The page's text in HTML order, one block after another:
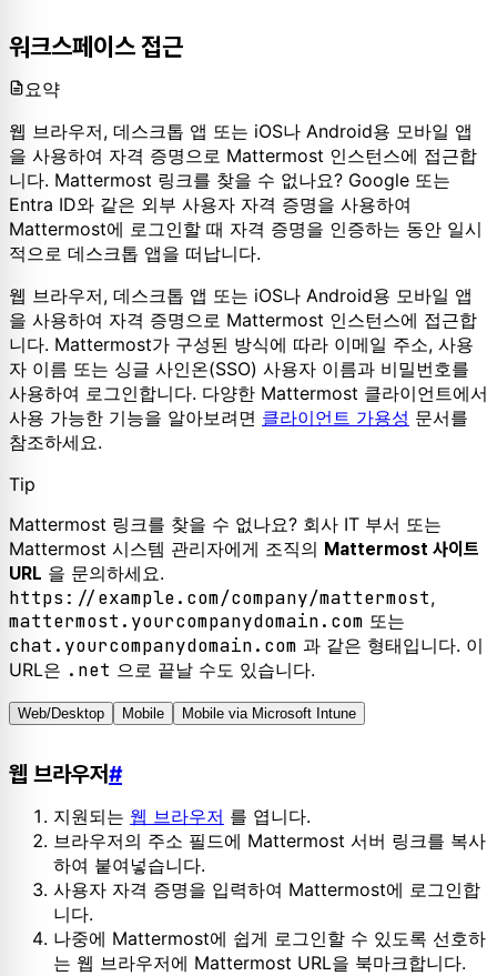
워크스페이스 접근
요약
웹 브라우저, 데스크톱 앱 또는 iOS나 Android용 모바일 앱
을 사용하여 자격 증명으로 Mattermost 인스턴스에 접근합
니다. Mattermost 링크를 찾을 수 없나요? Google 또는
Entra ID와 같은 외부 사용자 자격 증명을 사용하여
Mattermost에 로그인할 때 자격 증명을 인증하는 동안 일시
적으로 데스크톱 앱을 떠납니다.
웹 브라우저, 데스크톱 앱 또는 iOS나 Android용 모바일 앱
을 사용하여 자격 증명으로 Mattermost 인스턴스에 접근합
니다. Mattermost가 구성된 방식에 따라 이메일 주소, 사용
자 이름 또는 싱글 사인온(SSO) 사용자 이름과 비밀번호를
사용하여 로그인합니다. 다양한 Mattermost 클라이언트에서
사용 가능한 기능을 알아보려면 클라이언트 가용성 문서를
참조하세요.
Tip
Mattermost 링크를 찾을 수 없나요? 회사 IT 부서 또는
Mattermost 시스템 관리자에게 조직의 Mattermost 사이트
URL 을 문의하세요.
https://example.com/company/mattermost,
mattermost.yourcompanydomain.com 또는
chat.yourcompanydomain.com 과 같은 형태입니다. 이
URL은 .net 으로 끝날 수도 있습니다.
Web/Desktop Mobile Mobile via Microsoft Intune
웹 브라우저#
지원되는 웹 브라우저 를 엽니다.
브라우저의 주소 필드에 Mattermost 서버 링크를 복사
하여 붙여넣습니다.
사용자 자격 증명을 입력하여 Mattermost에 로그인합
니다.
나중에 Mattermost에 쉽게 로그인할 수 있도록 선호하
는 웹 브라우저에 Mattermost URL을 북마크합니다.